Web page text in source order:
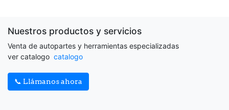
Nuestros productos y servicios
Venta de autopartes y herramientas especializadas
ver catalogo catalogo
📞 Llámanos ahora